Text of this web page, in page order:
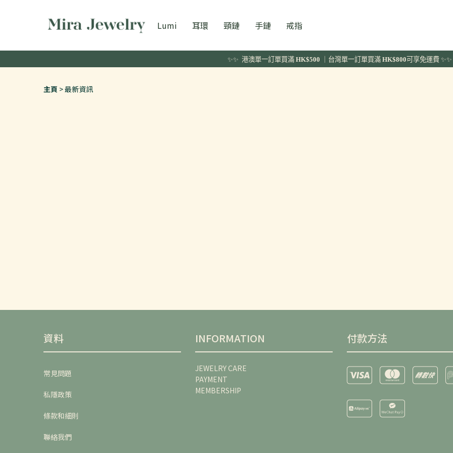
Lumi 耳環 頸鏈 手鏈 戒指
✨✨ 港澳單一訂單買滿 HK$500 ｜台灣單一訂單買滿 HK$800 可享免運費 ✨✨
主頁 最新資訊
資料
常見問題
私隱政策
條款和細則
聯絡我們
INFORMATION
JEWELRY CARE
PAYMENT
MEMBERSHIP
付款方法